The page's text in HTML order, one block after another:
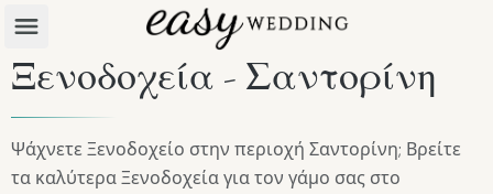
Ξενοδοχεία - Σαντορίνη
Ψάχνετε Ξενοδοχείο στην περιοχή Σαντορίνη; Βρείτε
τα καλύτερα Ξενοδοχεία για τον γάμο σας στο